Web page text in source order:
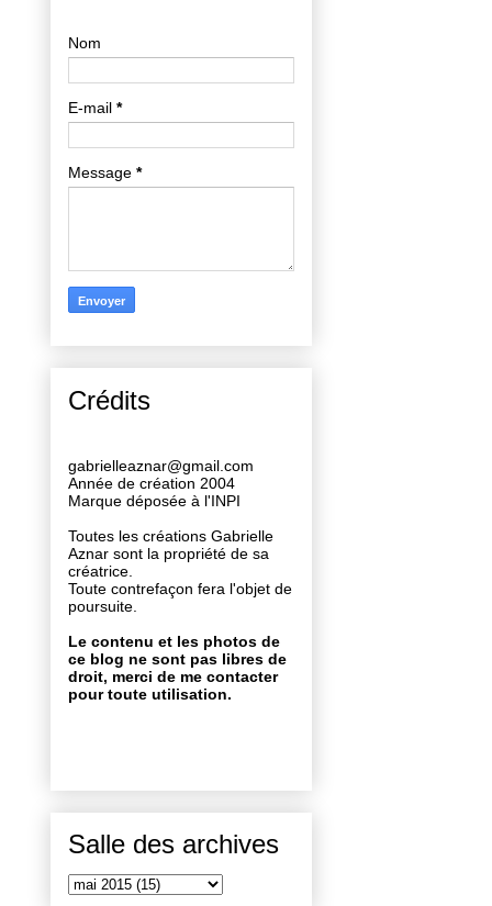
Nom
E-mail *
Message *
Crédits
gabrielleaznar@gmail.com
Année de création 2004
Marque déposée à l'INPI
Toutes les créations Gabrielle
Aznar sont la propriété de sa
créatrice.
Toute contrefaçon fera l'objet de
poursuite.
Le contenu et les photos de
ce blog ne sont pas libres de
droit, merci de me contacter
pour toute utilisation.
Salle des archives